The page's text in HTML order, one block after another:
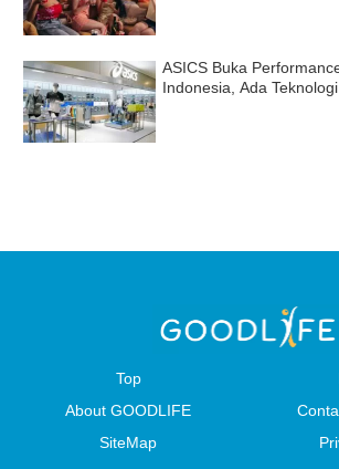
ASICS Buka
Indonesia, Ada
Top
About GOODLIFE
SiteMap